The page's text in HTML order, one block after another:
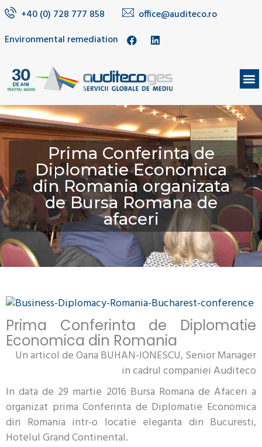
+40 (0) 728 777 858
office@auditeco.ro
Environmental remediation
Prima Conferinta de
Diplomatie Economica
din Romania organizata
de Bursa Romana de
afaceri
Prima Conferinta de Diplomatie
Economica din Romania
Un articol de Oana BUHAN-IONESCU, Senior Manager
in cadrul companiei Auditeco
In data de 29 martie 2016 Bursa Romana de Afaceri a
organizat prima Conferinta de Diplomatie Economica
din Romania intr-o locatie eleganta din Bucuresti,
Hotelul Grand Continental.